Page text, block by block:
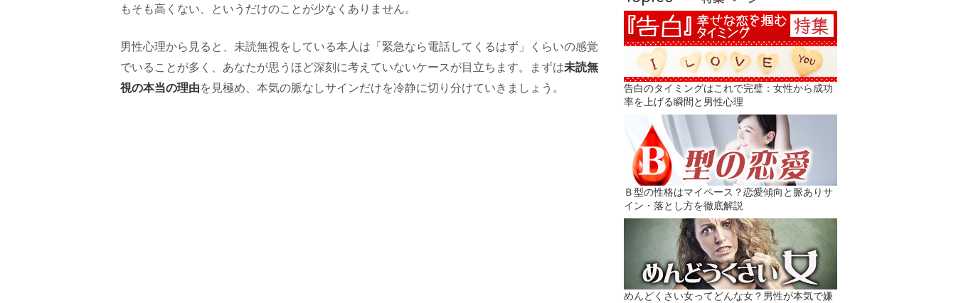
もそも高くない、というだけのことが少なくありません。
男性心理から見ると、未読無視をしている本人は「緊急なら電話してくるはず」くらいの感覚
でいることが多く、あなたが思うほど深刻に考えていないケースが目立ちます。まずは未読無
視の本当の理由を見極め、本気の脈なしサインだけを冷静に切り分けていきましょう。
告白のタイミングはこれで完璧：女性から成功
率を上げる瞬間と男性心理
Ｂ型の性格はマイペース？恋愛傾向と脈ありサ
イン・落とし方を徹底解説
めんどくさい女ってどんな女？男性が本気で嫌